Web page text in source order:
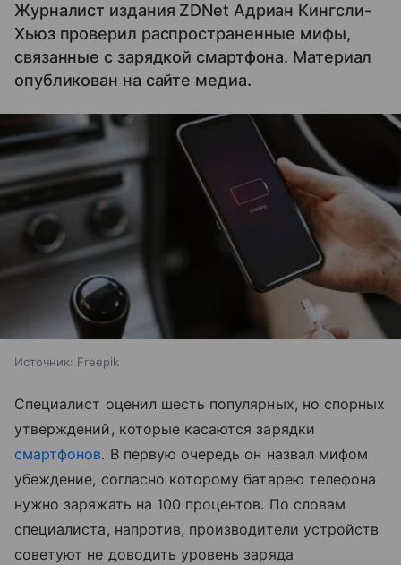
Журналист издания ZDNet Адриан Кингсли-
Хьюз проверил распространенные мифы,
связанные с зарядкой смартфона. Материал
опубликован на сайте медиа.
Источник: Freepik
Специалист оценил шесть популярных, но спорных
утверждений, которые касаются зарядки
смартфонов. В первую очередь он назвал мифом
убеждение, согласно которому батарею телефона
нужно заряжать на 100 процентов. По словам
специалиста, напротив, производители устройств
советуют не доводить уровень заряда